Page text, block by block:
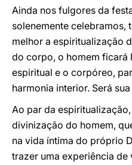
Ainda nos fulgores da
solenemente celebramos,
melhor a espiritualização
do corpo, o homem ficará
espiritual e o corpóreo,
harmonia interior. Será
Ao par da
divinização do homem,
na vida íntima do próprio
trazer uma experiência de